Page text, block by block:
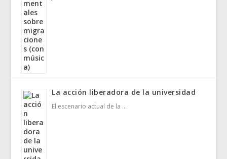
La acción liberadora de la universidad
El escenario actual de la …